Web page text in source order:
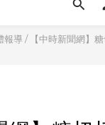
報導 /
【中時新聞網】